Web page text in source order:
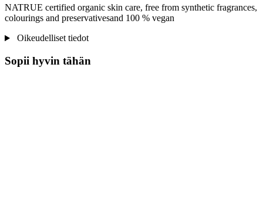
NATRUE certified organic skin care, free from synthetic fragrances,
colourings and preservativesand 100 % vegan
Oikeudelliset tiedot
Sopii hyvin tähän